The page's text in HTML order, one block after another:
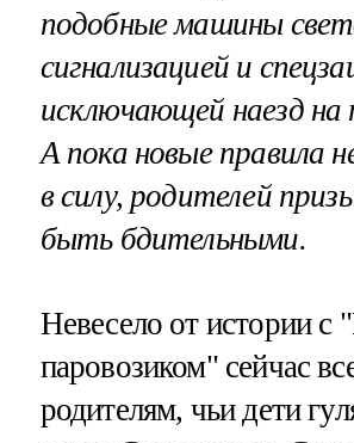
подобные машины
сигнализацией и
исключающей наезд на
А пока новые правила
в силу, родителей
быть бдительными.
Невесело от истории с
паровозиком" сейчас
родителям, чьи дети